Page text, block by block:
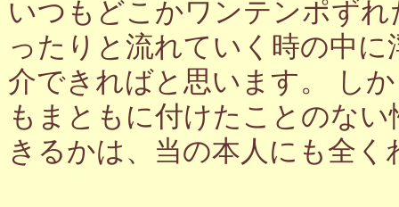
いつもどこかワンテンポず
ったりと流れていく時の中
介できればと思います。 し
もまともに付けたことのな
きるかは、当の本人にも全く